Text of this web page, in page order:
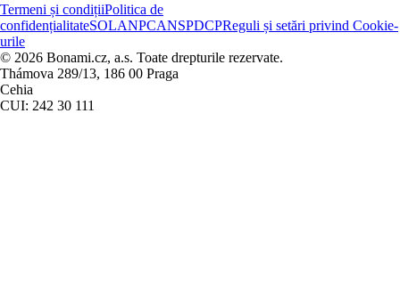
Termeni și condițiiPolitica de
confidențialitateSOLANPCANSPDCPReguli și setări privind Cookie-
urile
© 2026 Bonami.cz, a.s. Toate drepturile rezervate.
Thámova 289/13, 186 00 Praga
Cehia
CUI: 242 30 111